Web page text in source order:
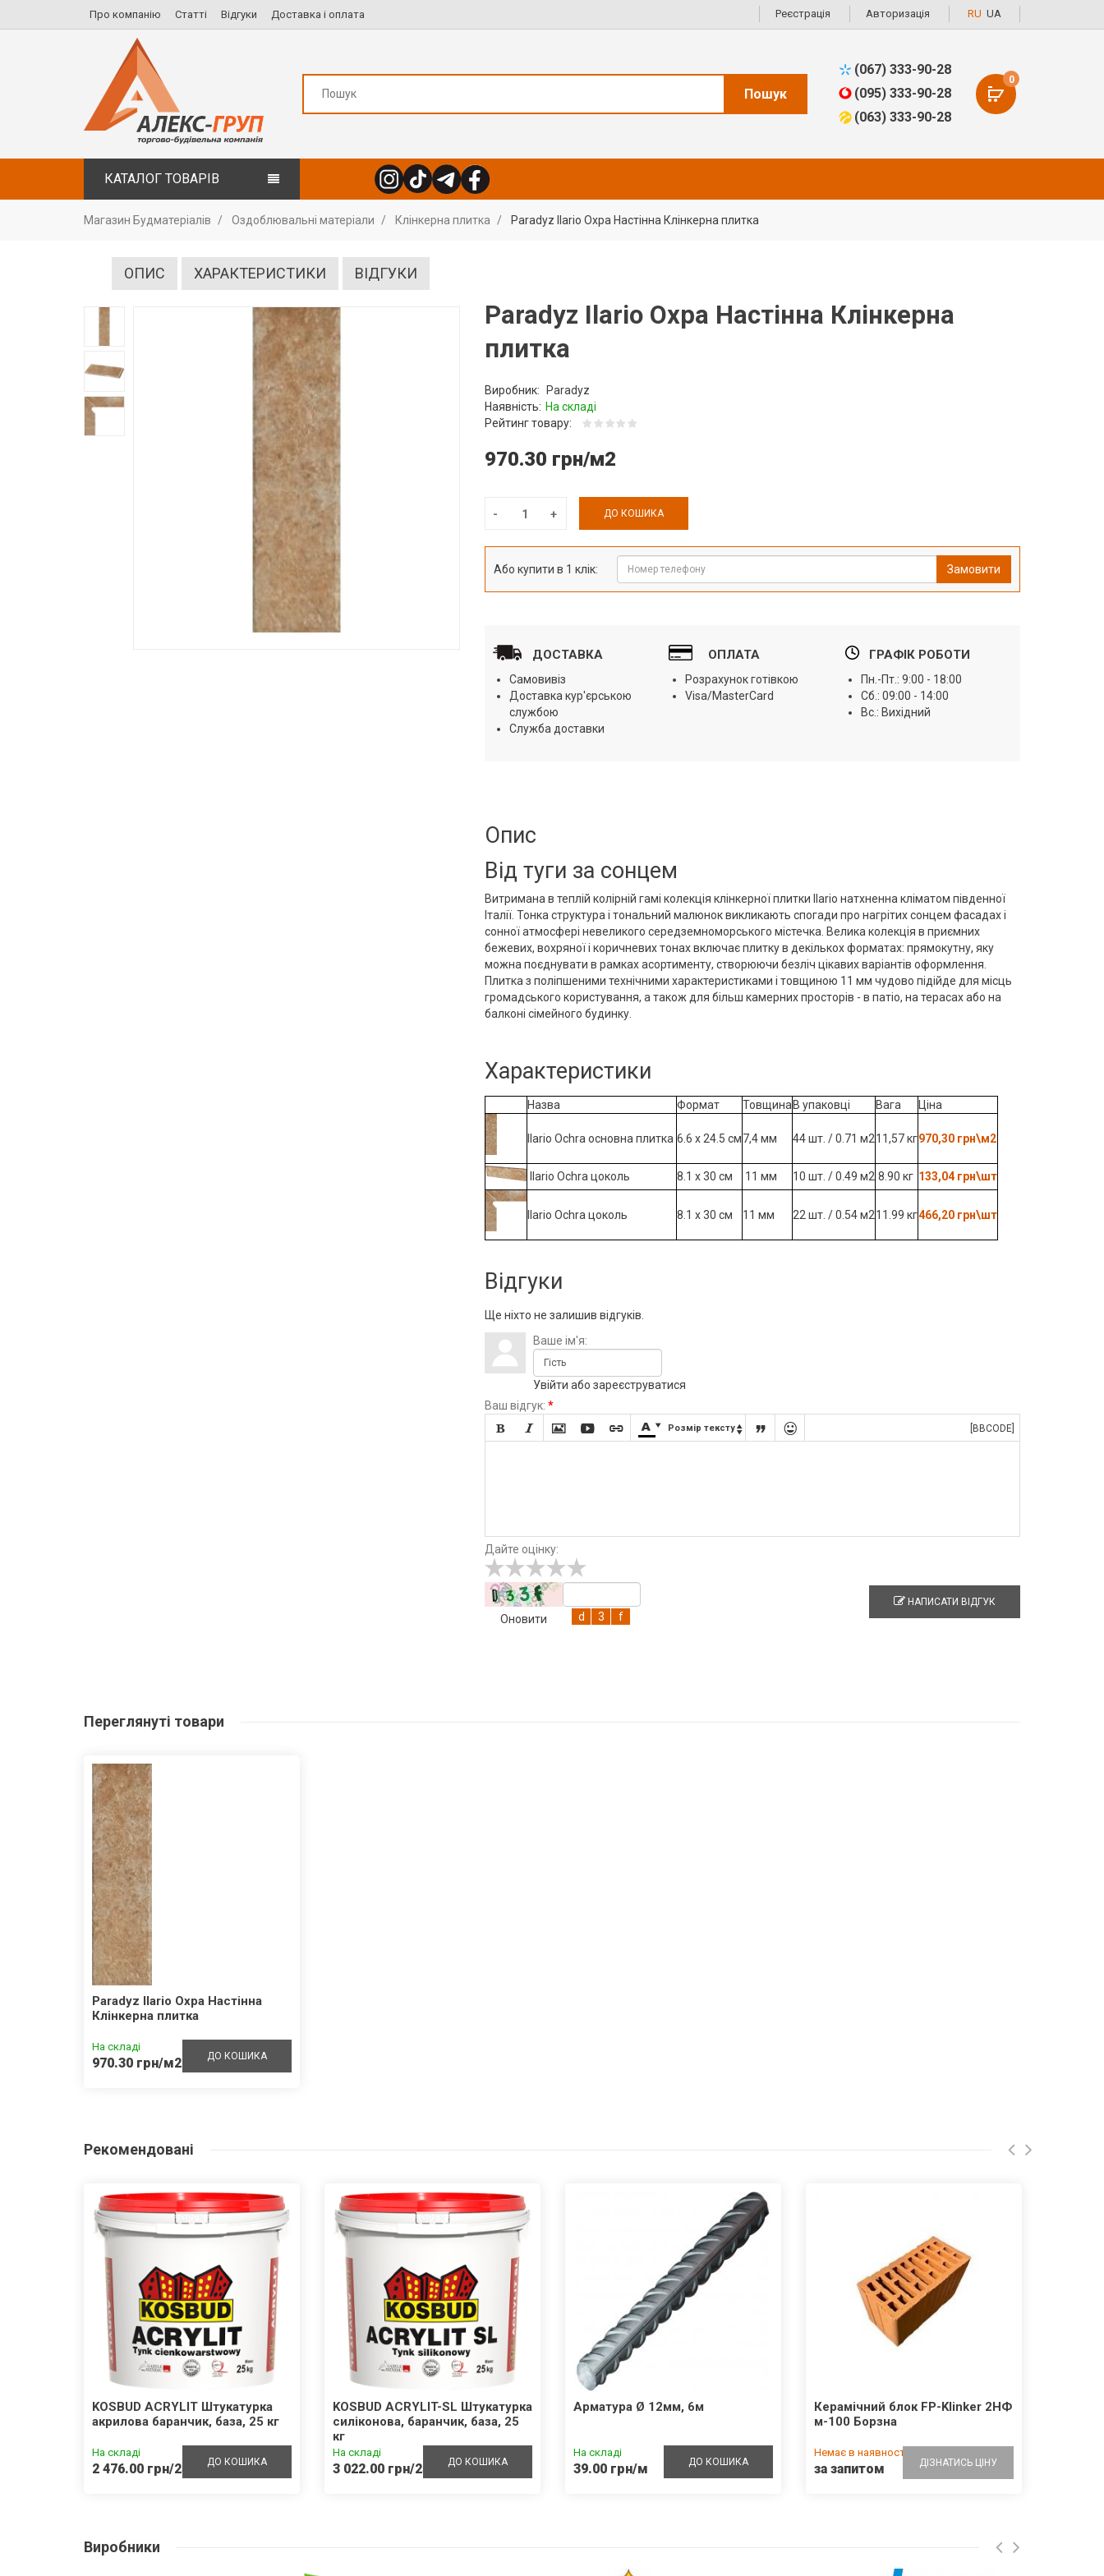
Про компанію Статті Відгуки Доставка і оплата Реєстрація Авторизація RU UA
Пошук
(067) 333-90-28
(095) 333-90-28
(063) 333-90-28
0
КАТАЛОГ ТОВАРІВ
Магазин Будматеріалів Оздоблювальні матеріали Клінкерна плитка Paradyz Ilario Охра Настінна Клінкерна плитка
ОПИС ХАРАКТЕРИСТИКИ ВІДГУКИ
Paradyz Ilario Охра Настінна Клінкерна
плитка
Виробник:
Paradyz
Наявність: На складі
Рейтинг товару:
970.30 грн/м2
ДО КОШИКА
Або купити в 1 клік: Замовити
ДОСТАВКА
Самовивіз
Доставка кур'єрською
службою
Служба доставки
ОПЛАТА
Розрахунок готівкою
Visa/MasterCard
ГРАФІК РОБОТИ
Пн.-Пт.: 9:00 - 18:00
Сб.: 09:00 - 14:00
Вс.: Вихідний
Опис
Від туги за сонцем
Витримана в теплій колірній гамі колекція клінкерної плитки Ilario натхненна кліматом південної
Італії. Тонка структура і тональний малюнок викликають спогади про нагрітих сонцем фасадах і
сонної атмосфері невеликого середземноморського містечка. Велика колекція в приємних
бежевих, вохряної і коричневих тонах включає плитку в декількох форматах: прямокутну, яку
можна поєднувати в рамках асортименту, створюючи безліч цікавих варіантів оформлення.
Плитка з поліпшеними технічними характеристиками і товщиною 11 мм чудово підійде для місць
громадського користування, а також для більш камерних просторів - в патіо, на терасах або на
балконі сімейного будинку.
Характеристики
Назва Формат Товщина В упаковці Вага Ціна
Ilario Ochra основна плитка 6.6 x 24.5 см7,4 мм 44 шт. / 0.71 м211,57 кг970,30 грн\м2
Ilario Ochra цоколь 8.1 x 30 см 11 мм 10 шт. / 0.49 м2 8.90 кг 133,04 грн\шт
Ilario Ochra цоколь 8.1 x 30 см 11 мм 22 шт. / 0.54 м211.99 кг466,20 грн\шт
Відгуки
Ще ніхто не залишив відгуків.
Ваше ім'я:
Увійти або зареєструватися
Ваш відгук: *
       Розмір тексту   [BBCODE]
Дайте оцінку:
Оновити
НАПИСАТИ ВІДГУК
Переглянуті товари
Paradyz Ilario Охра Настінна
Клінкерна плитка
На складі
970.30 грн/м2 ДО КОШИКА
Рекомендовані
KOSBUD ACRYLIT Штукатурка
акрилова баранчик, база, 25 кг
На складі
2 476.00 грн/25кг ДО КОШИКА
KOSBUD ACRYLIT-SL Штукатурка
силіконова, баранчик, база, 25
кг
На складі
3 022.00 грн/25кг ДО КОШИКА
Арматура Ø 12мм, 6м
На складі
39.00 грн/м ДО КОШИКА
Керамічний блок FP-Klinker 2НФ
м-100 Борзна
Немає в наявності
за запитом ДІЗНАТИСЬ ЦІНУ
Виробники